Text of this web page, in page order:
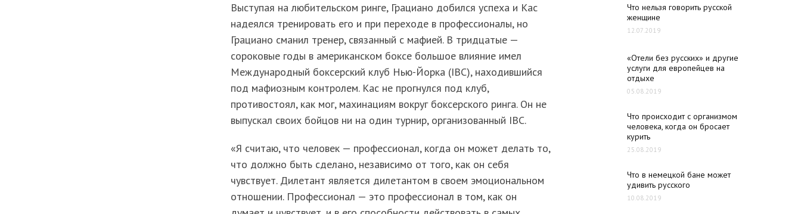
Выступая на любительском ринге, Грациано добился успеха и Кас
надеялся тренировать его и при переходе в профессионалы, но
Грациано сманил тренер, связанный с мафией. В тридцатые —
сороковые годы в американском боксе большое влияние имел
Международный боксерский клуб Нью-Йорка (IBC), находившийся
под мафиозным контролем. Кас не прогнулся под клуб,
противостоял, как мог, махинациям вокруг боксерского ринга. Он не
выпускал своих бойцов ни на один турнир, организованный IBC.
«Я считаю, что человек — профессионал, когда он может делать то,
что должно быть сделано, независимо от того, как он себя
чувствует. Дилетант является дилетантом в своем эмоциональном
отношении. Профессионал — это профессионал в том, как он
Что нельзя говорить русской
женщине
12.07.2019
«Отели без русских» и другие
услуги для европейцев на
отдыхе
05.08.2019
Что происходит с организмом
человека, когда он бросает
курить
25.08.2019
Что в немецкой бане может
удивить русского
10.08.2019